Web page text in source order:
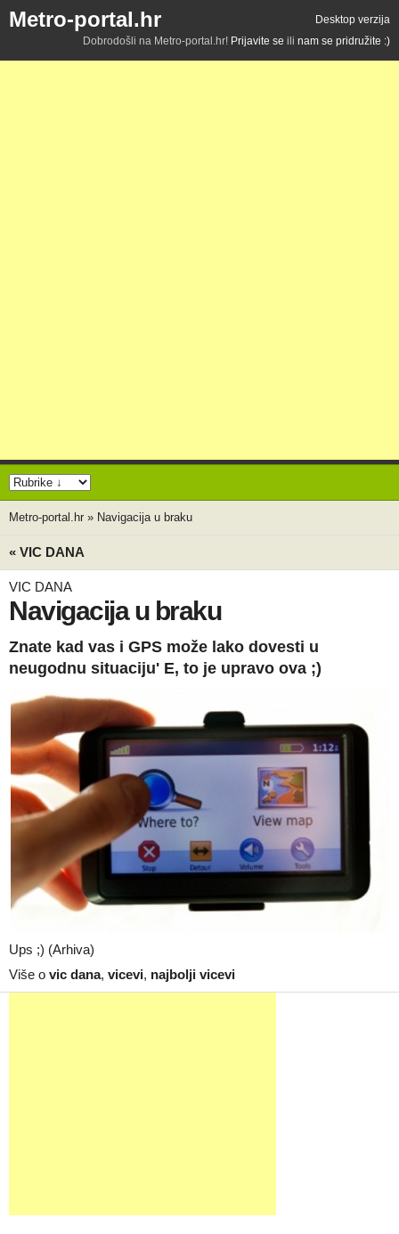
Metro-portal.hr
Desktop verzija
Dobrodošli na Metro-portal.hr! Prijavite se ili nam se pridružite :)
Metro-portal.hr » Navigacija u braku
« VIC DANA
VIC DANA
Navigacija u braku
Znate kad vas i GPS može lako dovesti u
neugodnu situaciju' E, to je upravo ova ;)
Ups ;) (Arhiva)
Više o vic dana, vicevi, najbolji vicevi